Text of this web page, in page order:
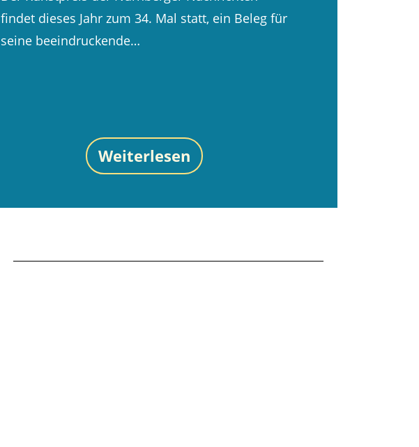
findet dieses Jahr zum 34. Mal statt, ein Beleg für
seine beeindruckende…
Weiterlesen